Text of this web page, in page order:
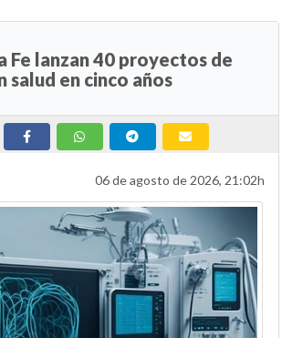
Fe lanzan 40 proyectos de
salud en cinco años
06 de agosto de 2026, 21:02h